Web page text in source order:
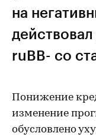
на
ruBB- со
Понижение
изменение
обусловлено